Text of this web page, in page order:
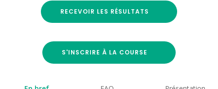
RECEVOIR LES RÉSULTATS
S'INSCRIRE À LA COURSE